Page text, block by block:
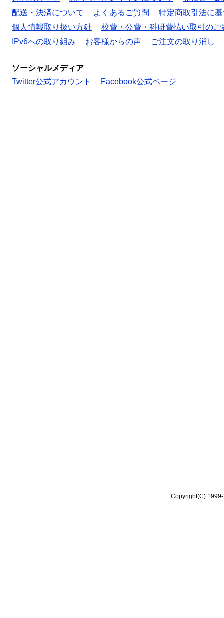
配送・決済について
よくあるご質問
特定商取引法に
個人情報取り扱い方針
校費・公費・科研費払い取引のご
IPv6への取り組み
お客様からの声 ご注文の取り消し
ソーシャルメディア
Twitter公式アカウント
Facebook公式ページ
Copyright(C)